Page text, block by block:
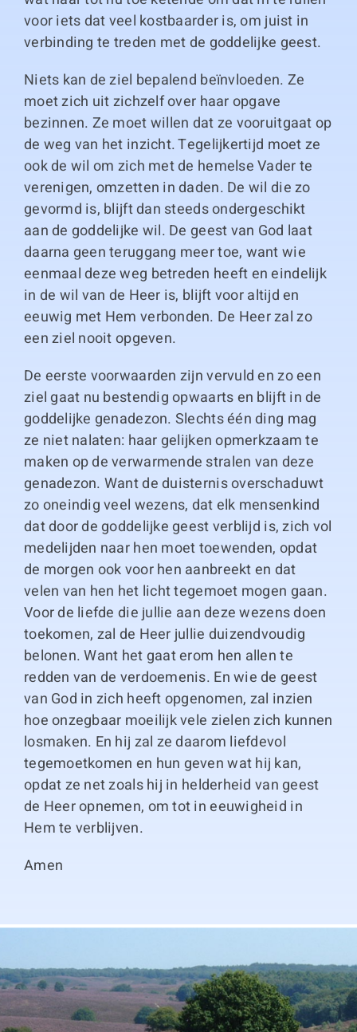
voor iets dat veel kostbaarder is, om juist in
verbinding te treden met de goddelijke geest.
Niets kan de ziel bepalend beïnvloeden. Ze
moet zich uit zichzelf over haar opgave
bezinnen. Ze moet willen dat ze vooruitgaat op
de weg van het inzicht. Tegelijkertijd moet ze
ook de wil om zich met de hemelse Vader te
verenigen, omzetten in daden. De wil die zo
gevormd is, blijft dan steeds ondergeschikt
aan de goddelijke wil. De geest van God laat
daarna geen teruggang meer toe, want wie
eenmaal deze weg betreden heeft en eindelijk
in de wil van de Heer is, blijft voor altijd en
eeuwig met Hem verbonden. De Heer zal zo
een ziel nooit opgeven.
De eerste voorwaarden zijn vervuld en zo een
ziel gaat nu bestendig opwaarts en blijft in de
goddelijke genadezon. Slechts één ding mag
ze niet nalaten: haar gelijken opmerkzaam te
maken op de verwarmende stralen van deze
genadezon. Want de duisternis overschaduwt
zo oneindig veel wezens, dat elk mensenkind
dat door de goddelijke geest verblijd is, zich vol
medelijden naar hen moet toewenden, opdat
de morgen ook voor hen aanbreekt en dat
velen van hen het licht tegemoet mogen gaan.
Voor de liefde die jullie aan deze wezens doen
toekomen, zal de Heer jullie duizendvoudig
belonen. Want het gaat erom hen allen te
redden van de verdoemenis. En wie de geest
van God in zich heeft opgenomen, zal inzien
hoe onzegbaar moeilijk vele zielen zich kunnen
losmaken. En hij zal ze daarom liefdevol
tegemoetkomen en hun geven wat hij kan,
opdat ze net zoals hij in helderheid van geest
de Heer opnemen, om tot in eeuwigheid in
Hem te verblijven.
Amen